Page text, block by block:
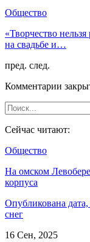
Общество
«Творчество
на свадьбе и…
пред. след.
Комментарии
Сейчас читают:
Общество
На омском
корпуса
Опубликована
снег
16 Сен, 2025